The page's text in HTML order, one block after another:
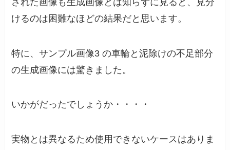
けるのは困難なほどの結果だと思います。
特に、サンプル画像3 の車輪と泥除けの不足部分
の生成画像には驚きました。
いかがだったでしょうか・・・・
実物とは異なるため使用できないケースはありま